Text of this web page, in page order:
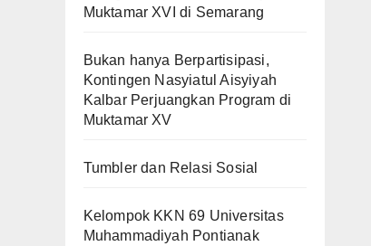
Muktamar XVI di Semarang
Bukan hanya Berpartisipasi,
Kontingen Nasyiatul Aisyiyah
Kalbar Perjuangkan Program di
Muktamar XV
Tumbler dan Relasi Sosial
Kelompok KKN 69 Universitas
Muhammadiyah Pontianak